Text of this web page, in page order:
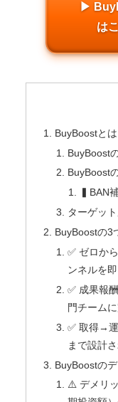
▶
は
BuyBoostと
BuyBoost
BuyBoost
▍BAN
ターゲッ
BuyBoostの3
✅ ゼロか
ンネルを
✅ 成果報
門チーム
✅ 取得→
まで設計
BuyBoostの
⚠️ デメリ